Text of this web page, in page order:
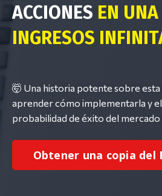
ACCIONES EN
INGRESOS
🤯 Una historia potente sobre esta
aprender cómo implementarla y
probabilidad de éxito del mercado
Obtener una copia del